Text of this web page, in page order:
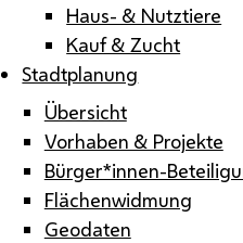
Haus- & Nutztiere
Kauf & Zucht
Stadtplanung
Übersicht
Vorhaben & Projekte
Bürger*innen-
Flächenwidmung
Geodaten